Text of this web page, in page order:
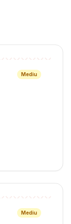
Mediu
Mediu